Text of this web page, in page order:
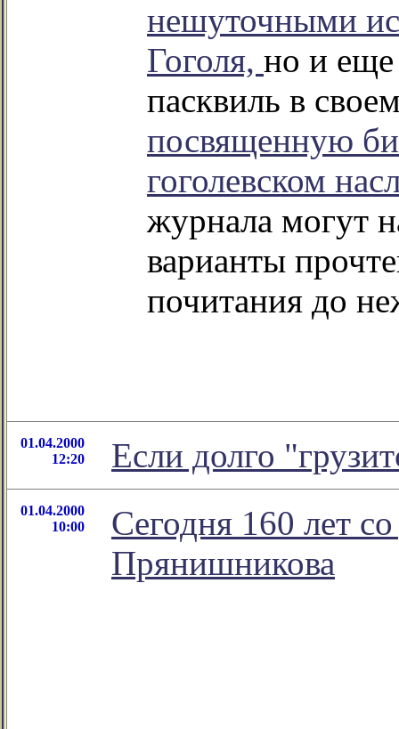
нешуточными
Гоголя, но и еще
пасквиль в
посвященную
гоголевском
журнала могут
варианты
почитания до
01.04.2000
12:20
Eсли долго
01.04.2000
10:00
Сегодня 160 лет
Прянишникова